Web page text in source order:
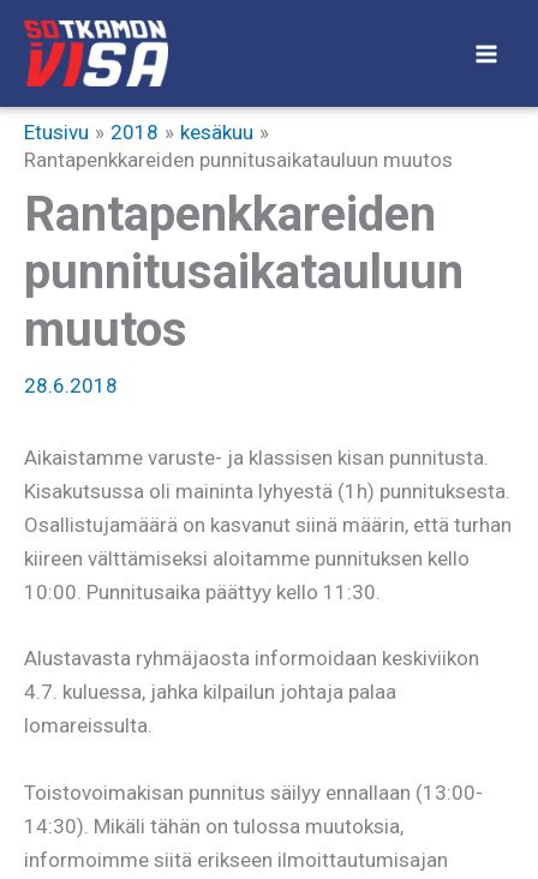
Siirry
sisältöön
Etusivu 2018
kesäkuu
Rantapenkkareiden punnitusaikatauluun muutos
Rantapenkkareiden
punnitusaikatauluun
muutos
28.6.2018
Aikaistamme varuste- ja klassisen kisan punnitusta.
Kisakutsussa oli maininta lyhyestä (1h) punnituksesta.
Osallistujamäärä on kasvanut siinä määrin, että turhan
kiireen välttämiseksi aloitamme punnituksen kello
10:00. Punnitusaika päättyy kello 11:30.
Alustavasta ryhmäjaosta informoidaan keskiviikon
4.7. kuluessa, jahka kilpailun johtaja palaa
lomareissulta.
Toistovoimakisan punnitus säilyy ennallaan (13:00-
14:30). Mikäli tähän on tulossa muutoksia,
informoimme siitä erikseen ilmoittautumisajan